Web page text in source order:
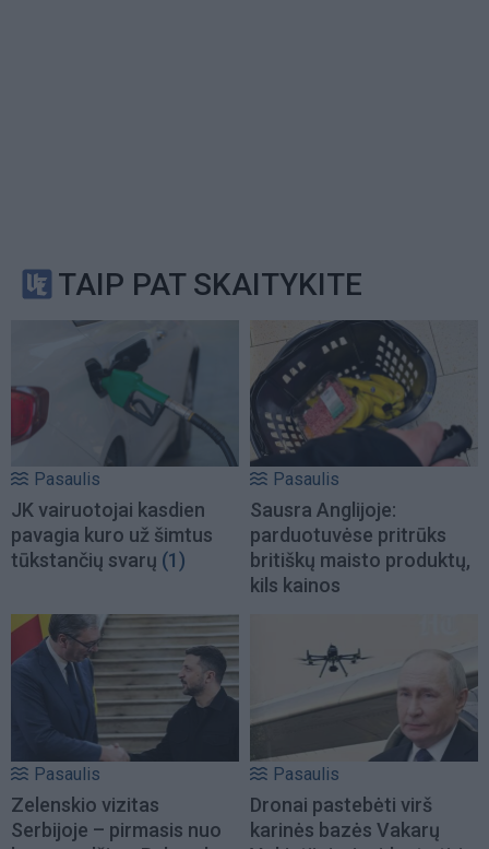
TAIP PAT SKAITYKITE
Pasaulis
JK vairuotojai kasdien
pavagia kuro už šimtus
tūkstančių svarų (1)
Pasaulis
Sausra Anglijoje:
parduotuvėse pritrūks
britiškų maisto produktų,
kils kainos
Pasaulis
Zelenskio vizitas
Serbijoje – pirmasis nuo
Pasaulis
Dronai pastebėti virš
karinės bazės Vakarų